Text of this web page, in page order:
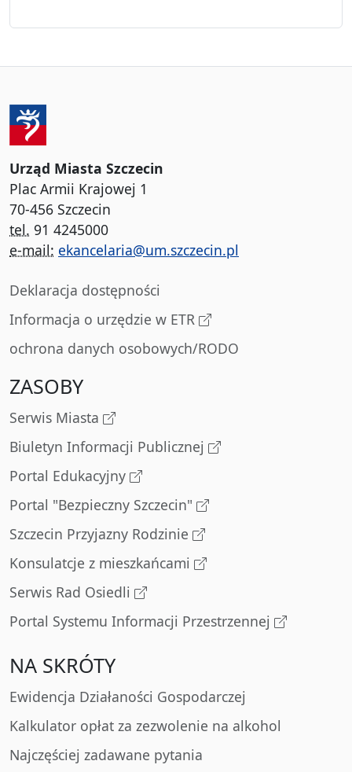
Urząd Miasta Szczecin
Plac Armii Krajowej 1
70-456 Szczecin
tel. 91 4245000
e-mail: ekancelaria@um.szczecin.pl
Deklaracja dostępności
Informacja o urzędzie w ETR
ochrona danych osobowych/RODO
ZASOBY
Serwis Miasta
Biuletyn Informacji Publicznej
Portal Edukacyjny
Portal "Bezpieczny Szczecin"
Szczecin Przyjazny Rodzinie
Konsulatcje z mieszkańcami
Serwis Rad Osiedli
Portal Systemu Informacji Przestrzennej
NA SKRÓTY
Ewidencja Działaności Gospodarczej
Kalkulator opłat za zezwolenie na alkohol
Najczęściej zadawane pytania